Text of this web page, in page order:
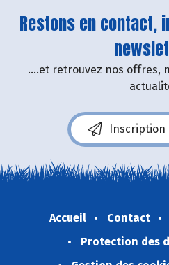
Restons en contact,
....et retrouvez nos offres,
Accueil Contact
Protection des